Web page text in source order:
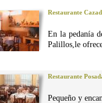
Restaurante
En la pedanía
Palillos,le
Restaurante
Pequeño y